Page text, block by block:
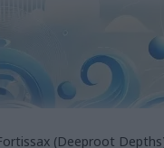
(Deeproot